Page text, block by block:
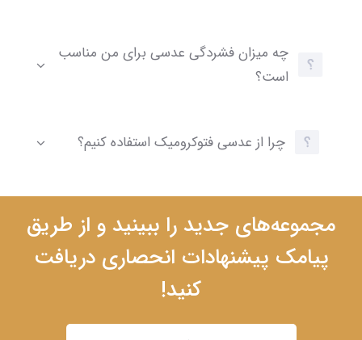
چه میزان فشردگی عدسی برای من مناسب
است؟
چرا از عدسی فتوکرومیک استفاده کنیم؟
مجموعه‌های جدید را ببینید و از طریق
پیامک پیشنهادات انحصاری دریافت
کنید!